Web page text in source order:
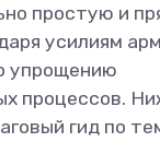
простую и
усилиям
упрощению
процессов.
гид по